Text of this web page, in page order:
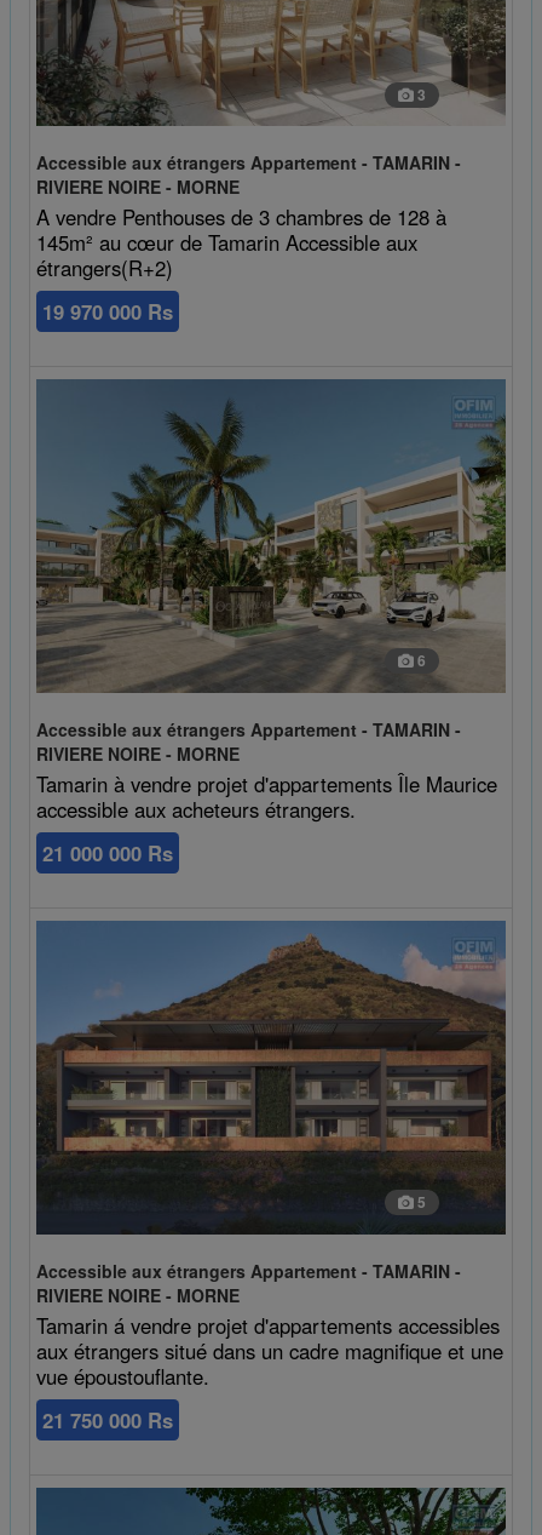
3
Accessible aux étrangers Appartement - TAMARIN -
RIVIERE NOIRE - MORNE
A vendre Penthouses de 3 chambres de 128 à
145m² au cœur de Tamarin Accessible aux
étrangers(R+2)
19 970 000 Rs
6
Accessible aux étrangers Appartement - TAMARIN -
RIVIERE NOIRE - MORNE
Tamarin à vendre projet d'appartements Île Maurice
accessible aux acheteurs étrangers.
21 000 000 Rs
5
Accessible aux étrangers Appartement - TAMARIN -
RIVIERE NOIRE - MORNE
Tamarin á vendre projet d'appartements accessibles
aux étrangers situé dans un cadre magnifique et une
vue époustouflante.
21 750 000 Rs